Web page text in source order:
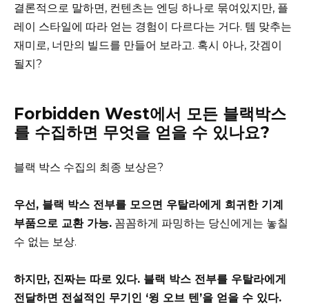
결론적으로 말하면, 컨텐츠는 엔딩 하나로 묶여있지만, 플
레이 스타일에 따라 얻는 경험이 다르다는 거다. 템 맞추는
재미로, 너만의 빌드를 만들어 보라고. 혹시 아나, 갓겜이
될지?
Forbidden West에서 모든 블랙박스
를 수집하면 무엇을 얻을 수 있나요?
블랙 박스 수집의 최종 보상은?
우선, 블랙 박스 전부를 모으면 우탈라에게 희귀한 기계
부품으로 교환 가능. 꼼꼼하게 파밍하는 당신에게는 놓칠
수 없는 보상.
하지만, 진짜는 따로 있다. 블랙 박스 전부를 우탈라에게
전달하면 전설적인 무기인 ‘윙 오브 텐’을 얻을 수 있다.